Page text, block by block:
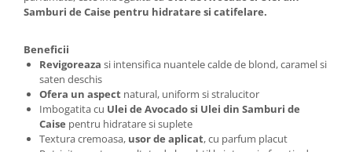
Samburi de Caise pentru hidratare si catifelare.
Beneficii
Revigoreaza si intensifica nuantele calde de blond, caramel si
saten deschis
Ofera un aspect natural, uniform si stralucitor
Imbogatita cu Ulei de Avocado si Ulei din Samburi de
Caise pentru hidratare si suplete
Textura cremoasa, usor de aplicat, cu parfum placut